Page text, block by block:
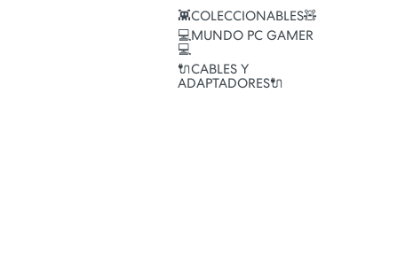
👾COLECCIONABLES🧸
💻MUNDO PC GAMER
💻
🔌CABLES Y
ADAPTADORES🔌